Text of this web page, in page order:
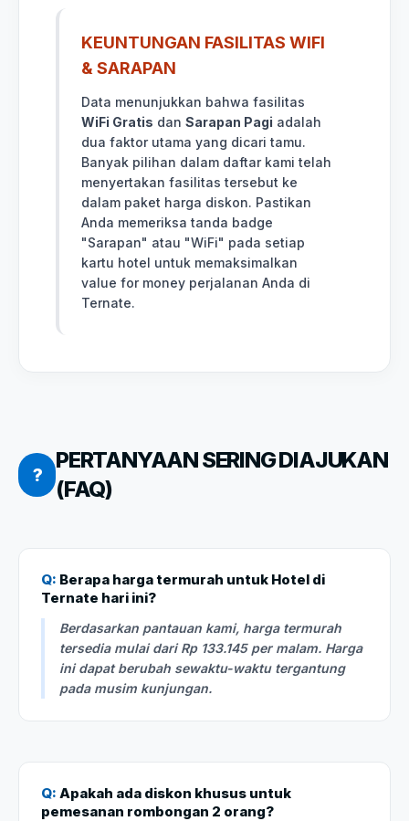
KEUNTUNGAN FASILITAS WIFI
& SARAPAN
Data menunjukkan bahwa fasilitas
WiFi Gratis dan Sarapan Pagi adalah
dua faktor utama yang dicari tamu.
Banyak pilihan dalam daftar kami telah
menyertakan fasilitas tersebut ke
dalam paket harga diskon. Pastikan
Anda memeriksa tanda badge
"Sarapan" atau "WiFi" pada setiap
kartu hotel untuk memaksimalkan
value for money perjalanan Anda di
Ternate.
?
PERTANYAAN SERING DIAJUKAN
(FAQ)
Q: Berapa harga termurah untuk Hotel di
Ternate hari ini?
Berdasarkan pantauan kami, harga termurah
tersedia mulai dari Rp 133.145 per malam. Harga
ini dapat berubah sewaktu-waktu tergantung
pada musim kunjungan.
Q: Apakah ada diskon khusus untuk
pemesanan rombongan 2 orang?